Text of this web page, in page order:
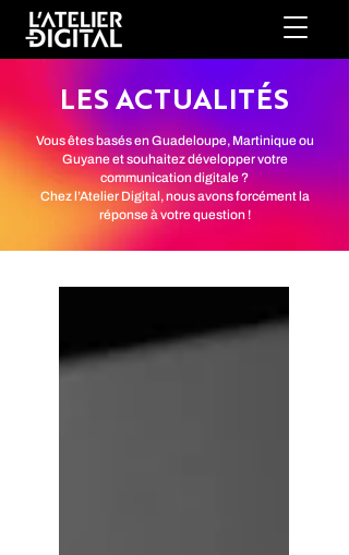
LES ACTUALITÉS
Vous êtes basés en Guadeloupe, Martinique ou
Guyane et souhaitez développer votre
communication digitale ?
Chez l’Atelier Digital, nous avons forcément la
réponse à votre question !